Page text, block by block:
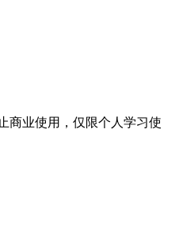
商业使用，仅限个人学习使